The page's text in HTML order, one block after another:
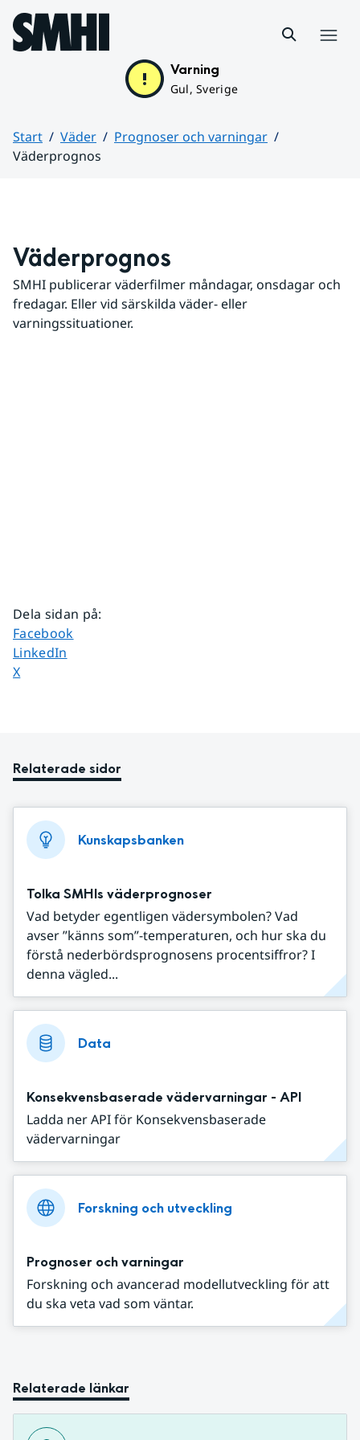
Hoppa till sidans innehåll
Varning
Gul, Sverige
Start Väder
Prognoser och varningar
Väderprognos
Väderprognos
SMHI publicerar väderfilmer måndagar, onsdagar och
fredagar. Eller vid särskilda väder- eller
varningssituationer.
Dela sidan på:
Dela sidan på
Facebook
Dela sidan på
LinkedIn
Dela sidan på
X
Relaterade sidor
Kunskapsbanken
Tolka SMHIs väderprognoser
Vad betyder egentligen vädersymbolen? Vad
avser ”känns som”-temperaturen, och hur ska du
förstå nederbördsprognosens procentsiffror? I
denna vägled...
Data
Konsekvensbaserade vädervarningar - API
Ladda ner API för Konsekvensbaserade
vädervarningar
Forskning och utveckling
Prognoser och varningar
Forskning och avancerad modellutveckling för att
du ska veta vad som väntar.
Relaterade länkar